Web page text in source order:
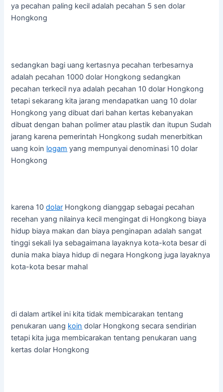
ya pecahan paling kecil adalah pecahan 5 sen dolar
Hongkong
sedangkan bagi uang kertasnya pecahan terbesarnya
adalah pecahan 1000 dolar Hongkong sedangkan
pecahan terkecil nya adalah pecahan 10 dolar Hongkong
tetapi sekarang kita jarang mendapatkan uang 10 dolar
Hongkong yang dibuat dari bahan kertas kebanyakan
dibuat dengan bahan polimer atau plastik dan itupun Sudah
jarang karena pemerintah Hongkong sudah menerbitkan
uang koin logam yang mempunyai denominasi 10 dolar
Hongkong
karena 10dolar Hongkong dianggap sebagai pecahan
recehan yang nilainya kecil mengingat di Hongkong biaya
hidup biaya makan dan biaya penginapan adalah sangat
tinggi sekali Iya sebagaimana layaknya kota-kota besar di
dunia maka biaya hidup di negara Hongkong juga layaknya
kota-kota besar mahal
di dalam artikel ini kita tidak membicarakan tentang
penukaran uang koin dolar Hongkong secara sendirian
tetapi kita juga membicarakan tentang penukaran uang
kertas dolar Hongkong